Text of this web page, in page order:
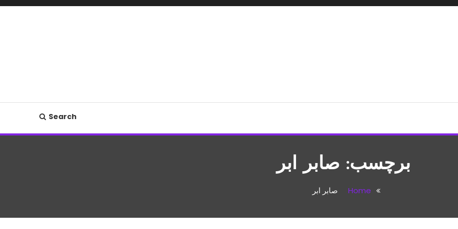
Search
برچسب: صابر ابر
Home صابر ابر